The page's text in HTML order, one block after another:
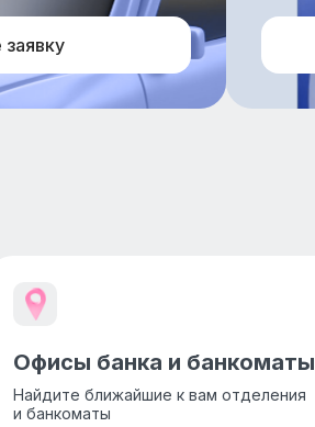
заявку
Офисы банка и банкоматы
Найдите ближайшие к вам отделения
и банкоматы